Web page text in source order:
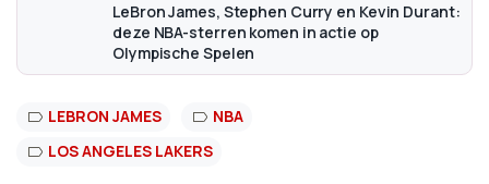
LeBron James, Stephen Curry en Kevin Durant:
deze NBA-sterren komen in actie op
Olympische Spelen
LEBRON JAMES
NBA
LOS ANGELES LAKERS